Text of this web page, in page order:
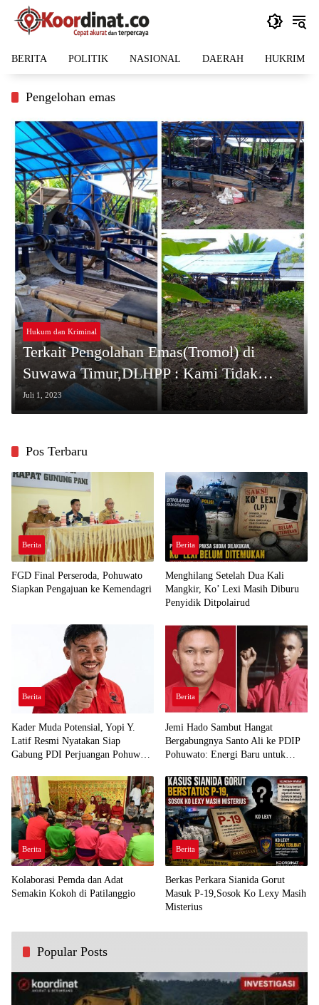
Langsung
BERITA POLITIK NASIONAL DAERAH HUKRIM
Pengelohan emas
Hukum dan Kriminal
Terkait Pengolahan Emas(Tromol) di
Suwawa Timur,DLHPP : Kami Tidak
Pernah Keluarkan Rekomendasi
Juli 1, 2023
Pos Terbaru
Berita
FGD Final Perseroda, Pohuwato
Siapkan Pengajuan ke Kemendagri
Berita
Menghilang Setelah Dua Kali
Mangkir, Ko’ Lexi Masih Diburu
Penyidik Ditpolairud
Berita
Kader Muda Potensial, Yopi Y.
Latif Resmi Nyatakan Siap
Gabung PDI Perjuangan Pohuwato
Berita
Jemi Hado Sambut Hangat
Bergabungnya Santo Ali ke PDIP
Pohuwato: Energi Baru untuk
Berita
Kolaborasi Pemda dan Adat
Semakin Kokoh di Patilanggio
Berita
Berkas Perkara Sianida Gorut
Masuk P-19,Sosok Ko Lexy Masih
Misterius
Popular Posts